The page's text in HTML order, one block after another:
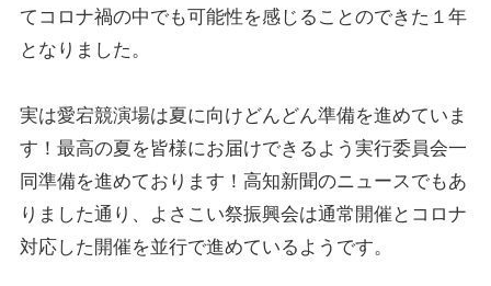
てコロナ禍の中でも可能性を感じることのできた１年
となりました。
実は愛宕競演場は夏に向けどんどん準備を進めていま
す！最高の夏を皆様にお届けできるよう実行委員会一
同準備を進めております！高知新聞のニュースでもあ
りました通り、よさこい祭振興会は通常開催とコロナ
対応した開催を並行で進めているようです。